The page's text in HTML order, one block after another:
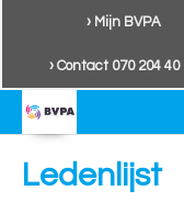
› Mijn BVPA
› Contact 070 204 40
Ledenlijst